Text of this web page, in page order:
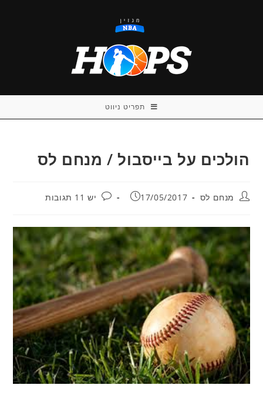
תפריט ניווט
הולכים על בייסבול / מנחם לס
מחבר:מנחם לס פורסם:
17/05/2017 תגובות:
יש 11 תגובות